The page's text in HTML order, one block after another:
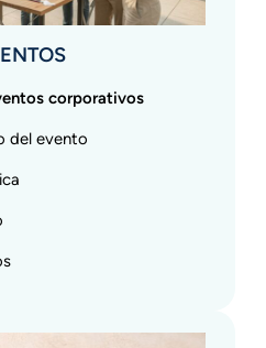
corporativos
del evento